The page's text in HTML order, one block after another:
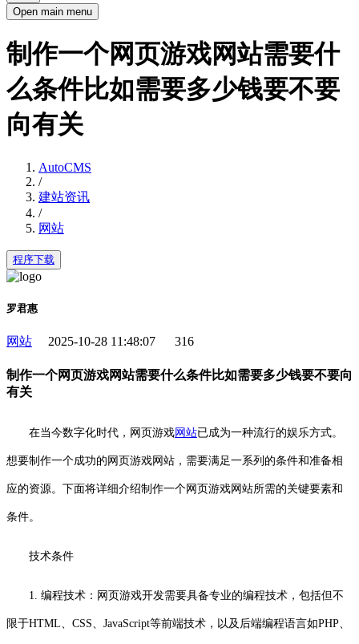
Open main menu
制作一个网页游戏网站需要什
么条件比如需要多少钱要不要
向有关
AutoCMS
/
建站资讯
/
网站
程序下载
罗君惠
网站 2025-10-28 11:48:07 316
制作一个网页游戏网站需要什么条件比如需要多少钱要不要向
有关
在当今数字化时代，网页游戏网站已成为一种流行的娱乐方式。
想要制作一个成功的网页游戏网站，需要满足一系列的条件和准备相
应的资源。下面将详细介绍制作一个网页游戏网站所需的关键要素和
条件。
技术条件
1. 编程技术：网页游戏开发需要具备专业的编程技术，包括但不
限于HTML、CSS、JavaScript等前端技术，以及后端编程语言如PHP、